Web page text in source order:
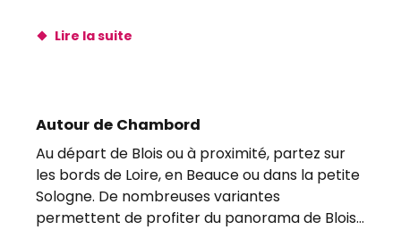
Lire la suite
Autour de Chambord
Au départ de Blois ou à proximité, partez sur
les bords de Loire, en Beauce ou dans la petite
Sologne. De nombreuses variantes
permettent de profiter du panorama de Blois